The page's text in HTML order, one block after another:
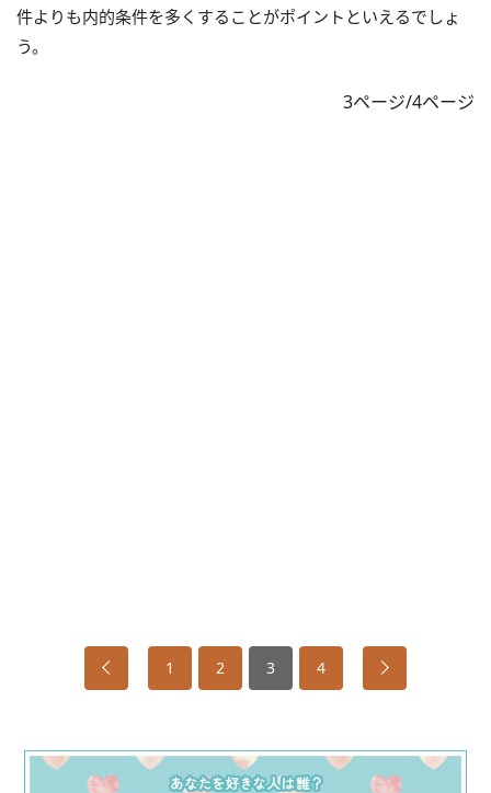
件よりも内的条件を多くすることがポイントといえるでしょ
う。
3ページ/4ページ
1 2 3 4